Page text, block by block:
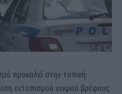
προκαλεί στην τοπική
εντοπισμού νεκρού βρέφους